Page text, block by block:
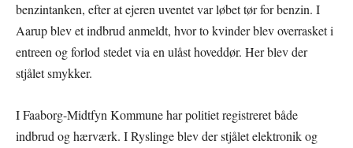
benzintanken, efter at ejeren uventet var løbet tør for benzin. I
Aarup blev et indbrud anmeldt, hvor to kvinder blev overrasket i
entreen og forlod stedet via en ulåst hoveddør. Her blev der
stjålet smykker.
I Faaborg-Midtfyn Kommune har politiet registreret både
indbrud og hærværk. I Ryslinge blev der stjålet elektronik og